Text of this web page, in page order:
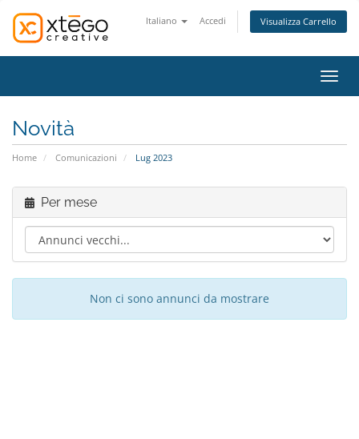
Italiano Accedi Visualizza Carrello
Novità
Home Comunicazioni Lug 2023
Per mese
Non ci sono annunci da mostrare